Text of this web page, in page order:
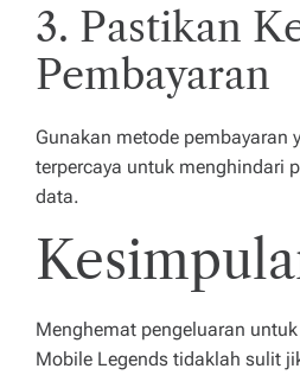
3. Pastikan
Pembayaran
Gunakan metode pembayaran
terpercaya untuk menghindari
data.
Menghemat pengeluaran
Mobile Legends tidaklah sulit